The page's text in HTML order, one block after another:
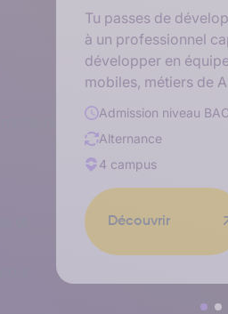
Tu passes de
à un professionnel
développer en
mobiles, métiers de
Admission niveau
Alternance
4 campus
Découvrir